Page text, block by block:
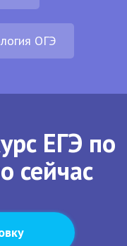
ОГЭ
ЕГЭ по
сейчас